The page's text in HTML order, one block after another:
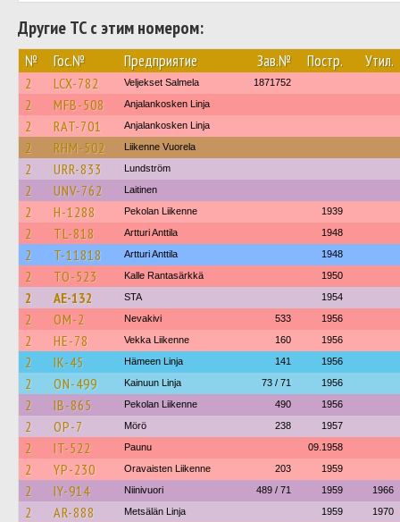
Другие ТС с этим номером:
№ Гос.№ Предприятие Зав.№ Постр. Утил.
2 LCX-782 Veljekset Salmela 1871752
2 MFB-508 Anjalankosken Linja
2 RAT-701 Anjalankosken Linja
2 RHM-502 Liikenne Vuorela
2 URR-833 Lundström
2 UNV-762 Laitinen
2 H-1288 Pekolan Liikenne 1939
2 TL-818 Artturi Anttila 1948
2 T-11818 Artturi Anttila 1948
2 TO-523 Kalle Rantasärkkä 1950
2 AE-132 STA 1954
2 OM-2 Nevakivi 533 1956
2 HE-78 Vekka Liikenne 160 1956
2 IK-45 Hämeen Linja 141 1956
2 ON-499 Kainuun Linja 73 / 71 1956
2 IB-865 Pekolan Liikenne 490 1956
2 OP-7 Mörö 238 1957
2 IT-522 Paunu 09.1958
2 YP-230 Oravaisten Liikenne 203 1959
2 IY-914 Niinivuori 489 / 71 1959 1966
2 AR-888 Metsälän Linja 1959 1970